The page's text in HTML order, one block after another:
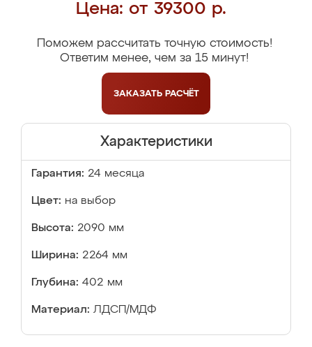
Цена: от 39300 р.
Поможем рассчитать точную стоимость!
Ответим менее, чем за 15 минут!
ЗАКАЗАТЬ РАСЧЁТ
Характеристики
Гарантия: 24 месяца
Цвет: на выбор
Высота: 2090 мм
Ширина: 2264 мм
Глубина: 402 мм
Материал: ЛДСП/МДФ